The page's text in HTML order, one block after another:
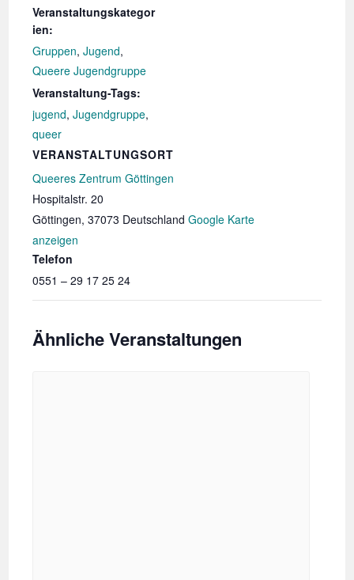
Veranstaltungskategor
ien:
Gruppen,Jugend,
Queere Jugendgruppe
Veranstaltung-Tags:
jugend,Jugendgruppe,
queer
VERANSTALTUNGSORT
Queeres Zentrum Göttingen
Hospitalstr. 20
Göttingen, 37073 Deutschland Google Karte
anzeigen
Telefon
0551 – 29 17 25 24
Ähnliche Veranstaltungen